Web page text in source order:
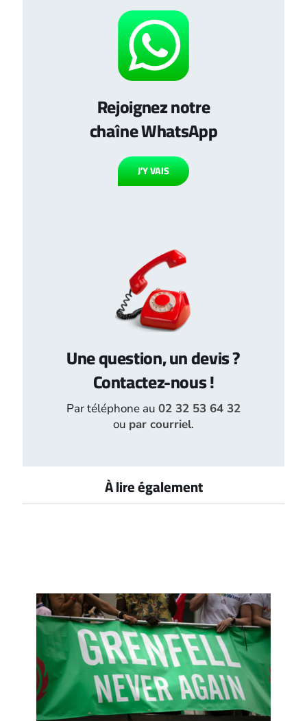
Rejoignez notre
chaîne WhatsApp
J’Y VAIS
Une question, un devis ?
Contactez-nous !
Par téléphone au 02 32 53 64 32
ou par courriel.
À lire également